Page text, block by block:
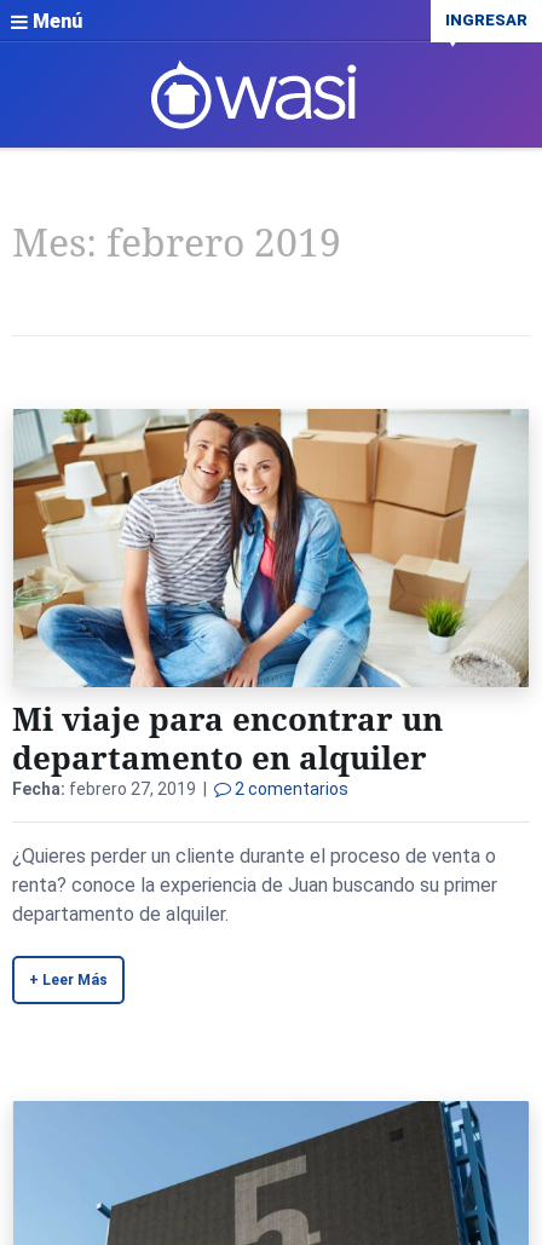
Menú INGRESAR
Mes: febrero 2019
Mi viaje para encontrar un
departamento en alquiler
Fecha: febrero 27, 2019 | 2 comentarios
¿Quieres perder un cliente durante el proceso de venta o
renta? conoce la experiencia de Juan buscando su primer
departamento de alquiler.
+ Leer Más